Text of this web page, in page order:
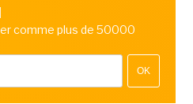
comme plus de 50000
OK